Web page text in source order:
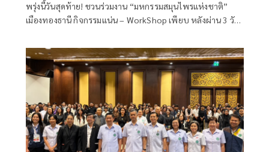
พรุ่งนี้วันสุดท้าย! ชวนร่วมงาน “มหกรรมสมุนไพรแห่งชาติ”
เมืองทองธานี กิจกรรมแน่น – WorkShop เพียบ หลังผ่าน 3 วัน